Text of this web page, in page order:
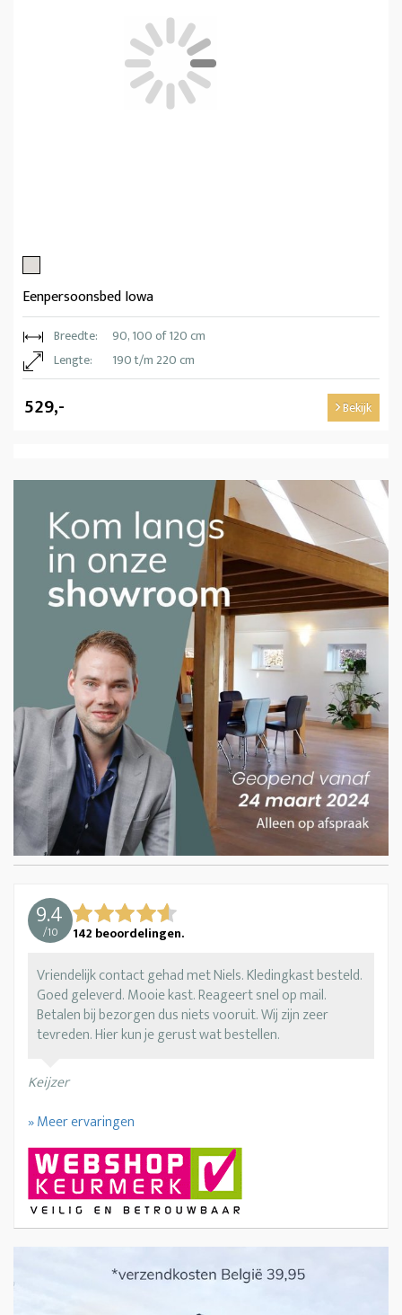
9.4
/10 142 beoordelingen.
Vriendelijk contact gehad met Niels. Kledingkast besteld.
Goed geleverd. Mooie kast. Reageert snel op mail.
Betalen bij bezorgen dus niets vooruit. Wij zijn zeer
tevreden. Hier kun je gerust wat bestellen.
Keijzer
» Meer ervaringen
Eenpersoonsbed Iowa
Breedte:
90, 100 of 120 cm
Lengte:
190 t/m 220 cm
529,- Bekijk